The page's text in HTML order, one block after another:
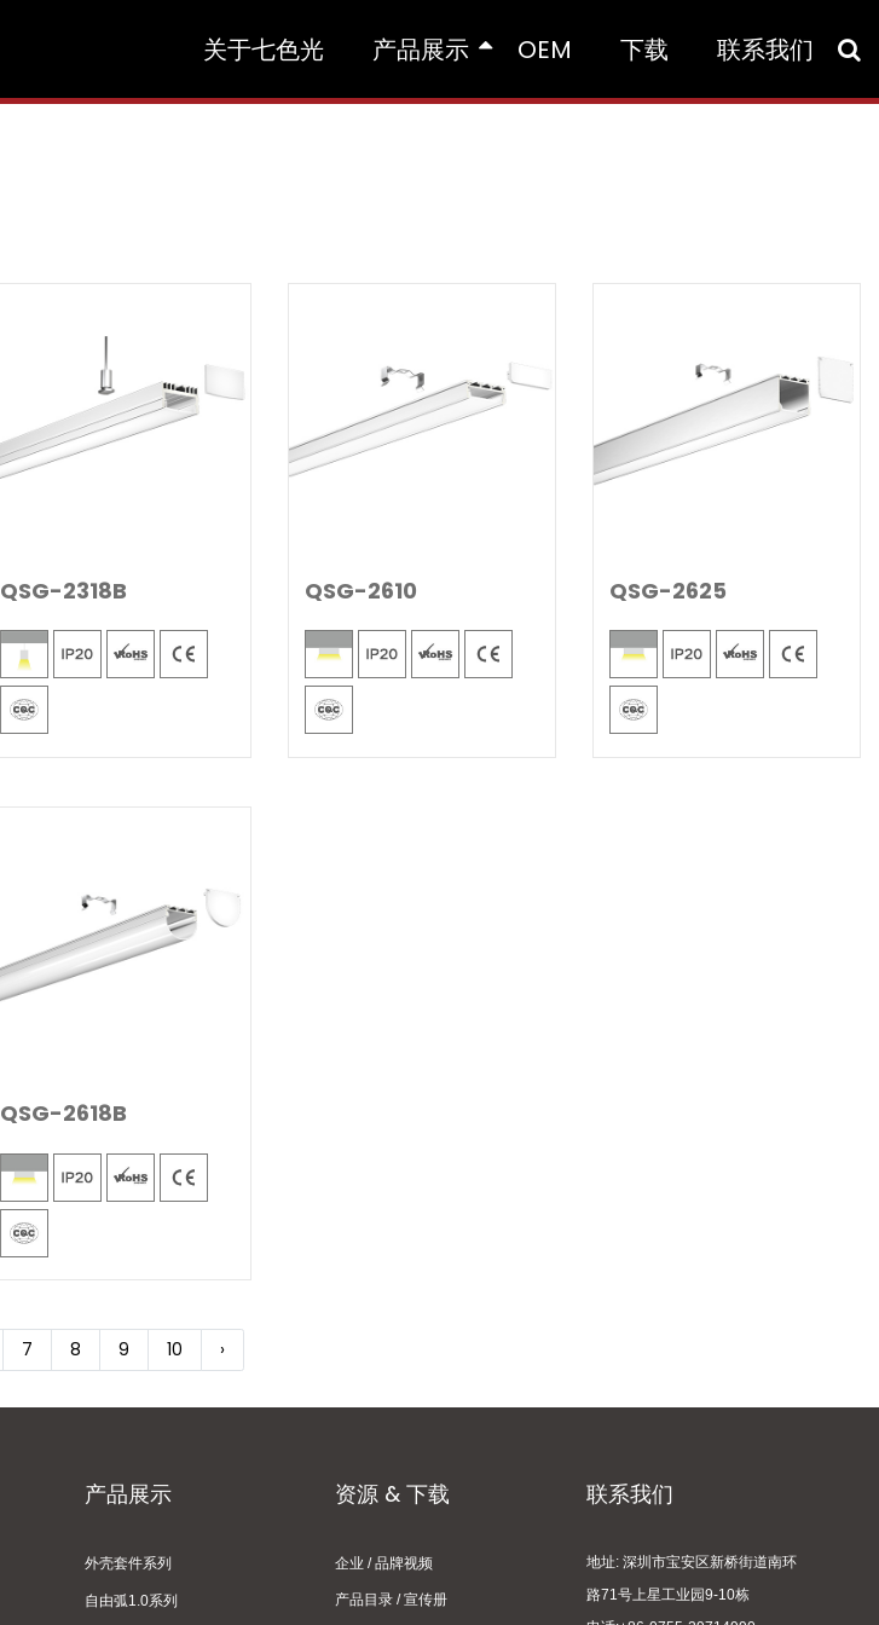
关于七色光 产品展示 OEM 下载 联系我们
QSG-2318B QSG-2610 QSG-2625
QSG-2618B
7 8 9 10 ›
产品展示
外壳套件系列
自由弧1.0系列
资源 & 下载
企业 / 品牌视频
产品目录 / 宣传册
联系我们
地址: 深圳市宝安区新桥街道南环
路71号上星工业园9-10栋